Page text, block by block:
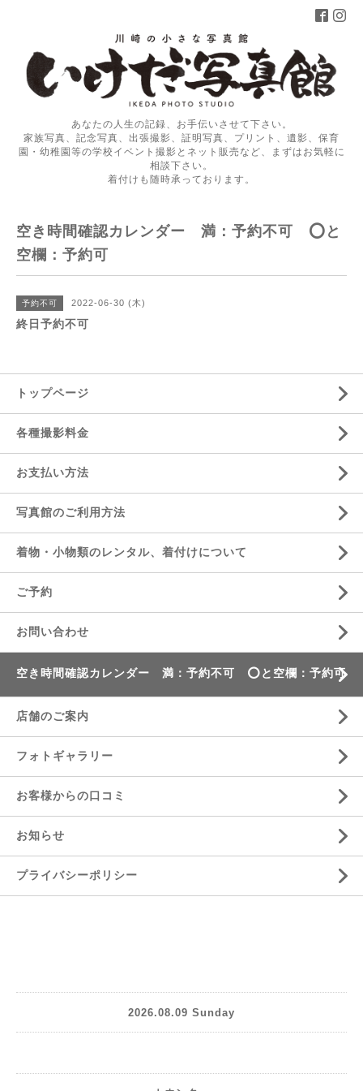
あなたの人生の記録、お手伝いさせて下さい。
家族写真、記念写真、出張撮影、証明写真、プリント、遺影、保育
園・幼稚園等の学校イベント撮影とネット販売など、まずはお気軽に
相談下さい。
着付けも随時承っております。
空き時間確認カレンダー 満：予約不可 ⭕️と
空欄：予約可
予約不可 2022-06-30 (木)
終日予約不可
トップページ
各種撮影料金
お支払い方法
写真館のご利用方法
着物・小物類のレンタル、着付けについて
ご予約
お問い合わせ
空き時間確認カレンダー 満：予約不可 ⭕️と空欄：予約可
店舗のご案内
フォトギャラリー
お客様からの口コミ
お知らせ
プライバシーポリシー
2026.08.09 Sunday